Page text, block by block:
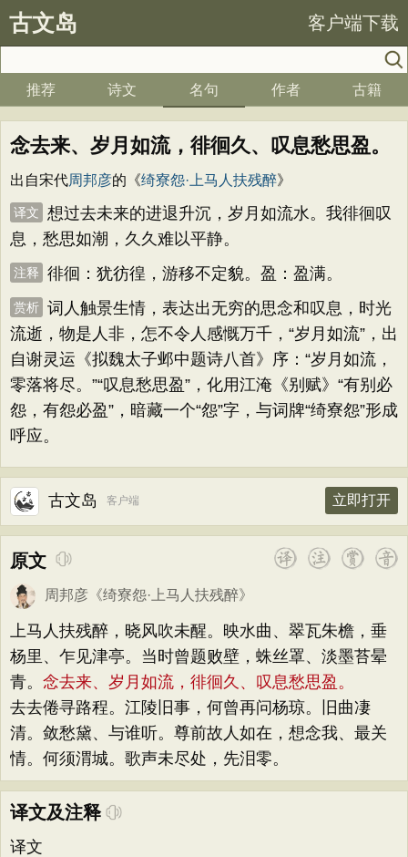
古文岛 客户端下载
推荐 诗文 名句 作者 古籍
念去来、岁月如流，徘徊久、叹息愁思盈。
出自宋代周邦彦的《绮寮怨·上马人扶残醉》
译文
想过去未来的进退升沉，岁月如流水。我徘徊叹
息，愁思如潮，久久难以平静。
注释 徘徊：犹彷徨，游移不定貌。盈：盈满。
赏析 词人触景生情，表达出无穷的思念和叹息，时光
流逝，物是人非，怎不令人感慨万千，“岁月如流”，出
自谢灵运《拟魏太子邺中题诗八首》序：“岁月如流，
零落将尽。”“叹息愁思盈”，化用江淹《别赋》“有别必
怨，有怨必盈”，暗藏一个“怨”字，与词牌“绮寮怨”形成
呼应。
古文岛 客户端 立即打开
原文
周邦彦 《绮寮怨·上马人扶残醉》
上马人扶残醉，晓风吹未醒。映水曲、翠瓦朱檐，垂
杨里、乍见津亭。当时曾题败壁，蛛丝罩、淡墨苔晕
青。 念去来、岁月如流，徘徊久、叹息愁思盈。
去去倦寻路程。江陵旧事，何曾再问杨琼。旧曲凄
清。敛愁黛、与谁听。尊前故人如在，想念我、最关
情。何须渭城。歌声未尽处，先泪零。
译文及注释
译文